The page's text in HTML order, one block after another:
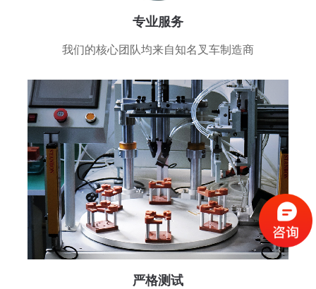
专业服务
我们的核心团队均来自知名叉车制造商
严格测试